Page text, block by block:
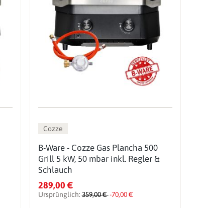
Cozze
B-Ware - Cozze Gas Plancha 500
Grill 5 kW, 50 mbar inkl. Regler &
Schlauch
289,00 €
Ursprünglich:359,00 €-70,00 €